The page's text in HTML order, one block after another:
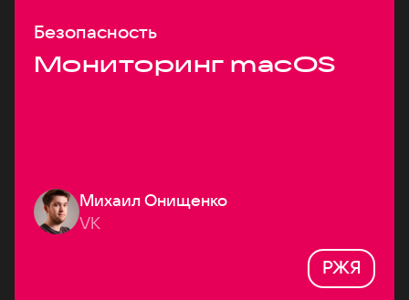
Безопасность
Мониторинг macOS
Михаил Онищенко
VK
РЖЯ